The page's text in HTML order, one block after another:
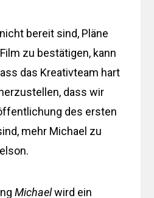
bereit sind, Pläne
zu bestätigen, kann
das Kreativteam hart
dass wir
des ersten
mehr Michael zu
Michaelwird ein